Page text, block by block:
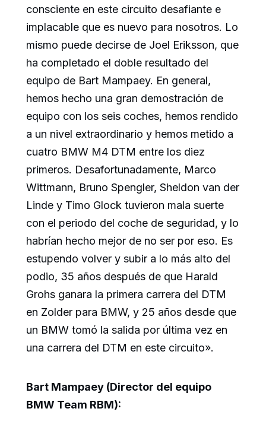
consciente en este circuito desafiante e
implacable que es nuevo para nosotros. Lo
mismo puede decirse de Joel Eriksson, que
ha completado el doble resultado del
equipo de Bart Mampaey. En general,
hemos hecho una gran demostración de
equipo con los seis coches, hemos rendido
a un nivel extraordinario y hemos metido a
cuatro BMW M4 DTM entre los diez
primeros. Desafortunadamente, Marco
Wittmann, Bruno Spengler, Sheldon van der
Linde y Timo Glock tuvieron mala suerte
con el periodo del coche de seguridad, y lo
habrían hecho mejor de no ser por eso. Es
estupendo volver y subir a lo más alto del
podio, 35 años después de que Harald
Grohs ganara la primera carrera del DTM
en Zolder para BMW, y 25 años desde que
un BMW tomó la salida por última vez en
una carrera del DTM en este circuito».
Bart Mampaey (Director del equipo
BMW Team RBM):